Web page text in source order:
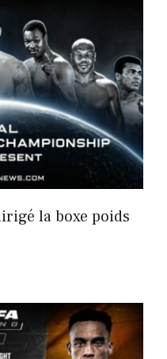
la boxe poids